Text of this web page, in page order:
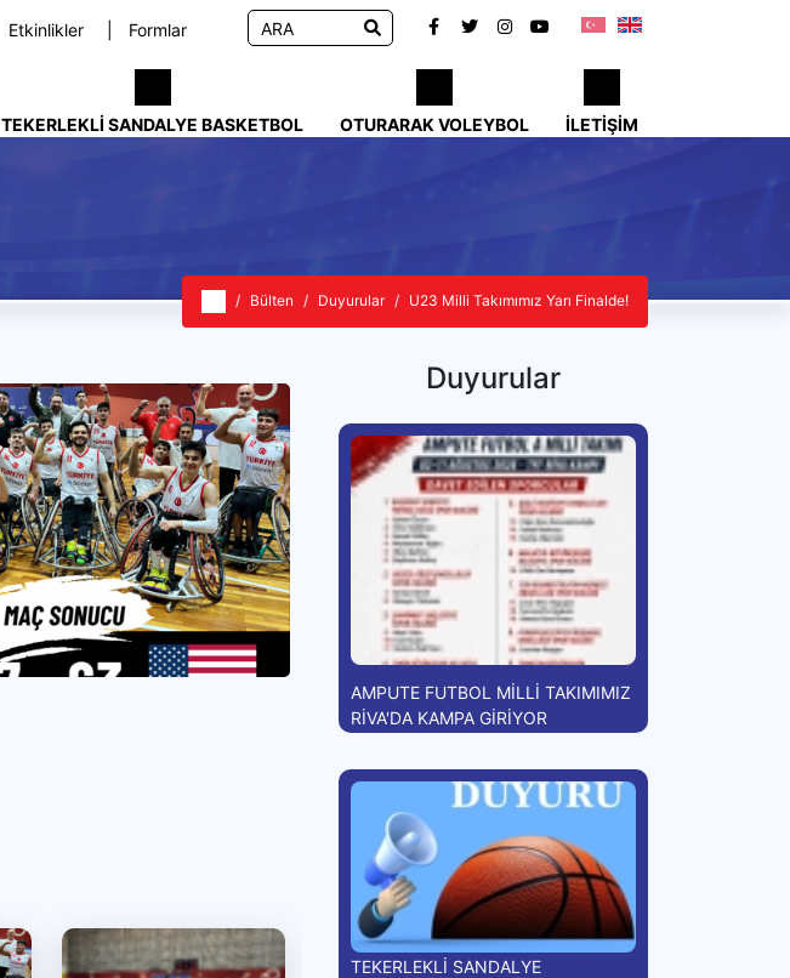
Etkinlikler Formlar
TEKERLEKLI SANDALYE BASKETBOL OTURARAK VOLEYBOL İLETIŞIM
Bülten Duyurular U23 Milli Takımımız Yarı Finalde!
Duyurular
AMPUTE FUTBOL MİLLİ TAKIMIMIZ
RİVA'DA KAMPA GİRİYOR
TEKERLEKLİ SANDALYE